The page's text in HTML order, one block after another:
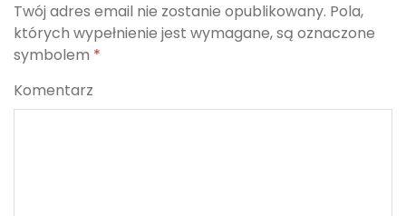
Twój adres email nie zostanie opublikowany. Pola,
których wypełnienie jest wymagane, są oznaczone
symbolem *
Komentarz